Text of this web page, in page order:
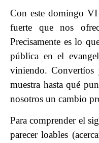
Con este domingo VI
fuerte que nos
Precisamente es lo
pública en el
viniendo.
muestra hasta qué
nosotros un cambio
Para comprender el
parecer loables